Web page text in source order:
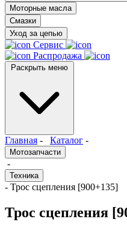
Моторные масла
Смазки
Уход за цепью
Сервис
Распродажа
Главная - Каталог -
Мотозапчасти
-
Техника
- Трос сцепления [900+135]
Трос сцепления